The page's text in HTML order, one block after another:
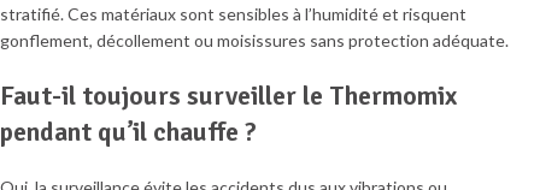
stratifié. Ces matériaux sont sensibles à l’humidité et risquent
gonflement, décollement ou moisissures sans protection adéquate.
Faut-il toujours surveiller le Thermomix
pendant qu’il chauffe ?